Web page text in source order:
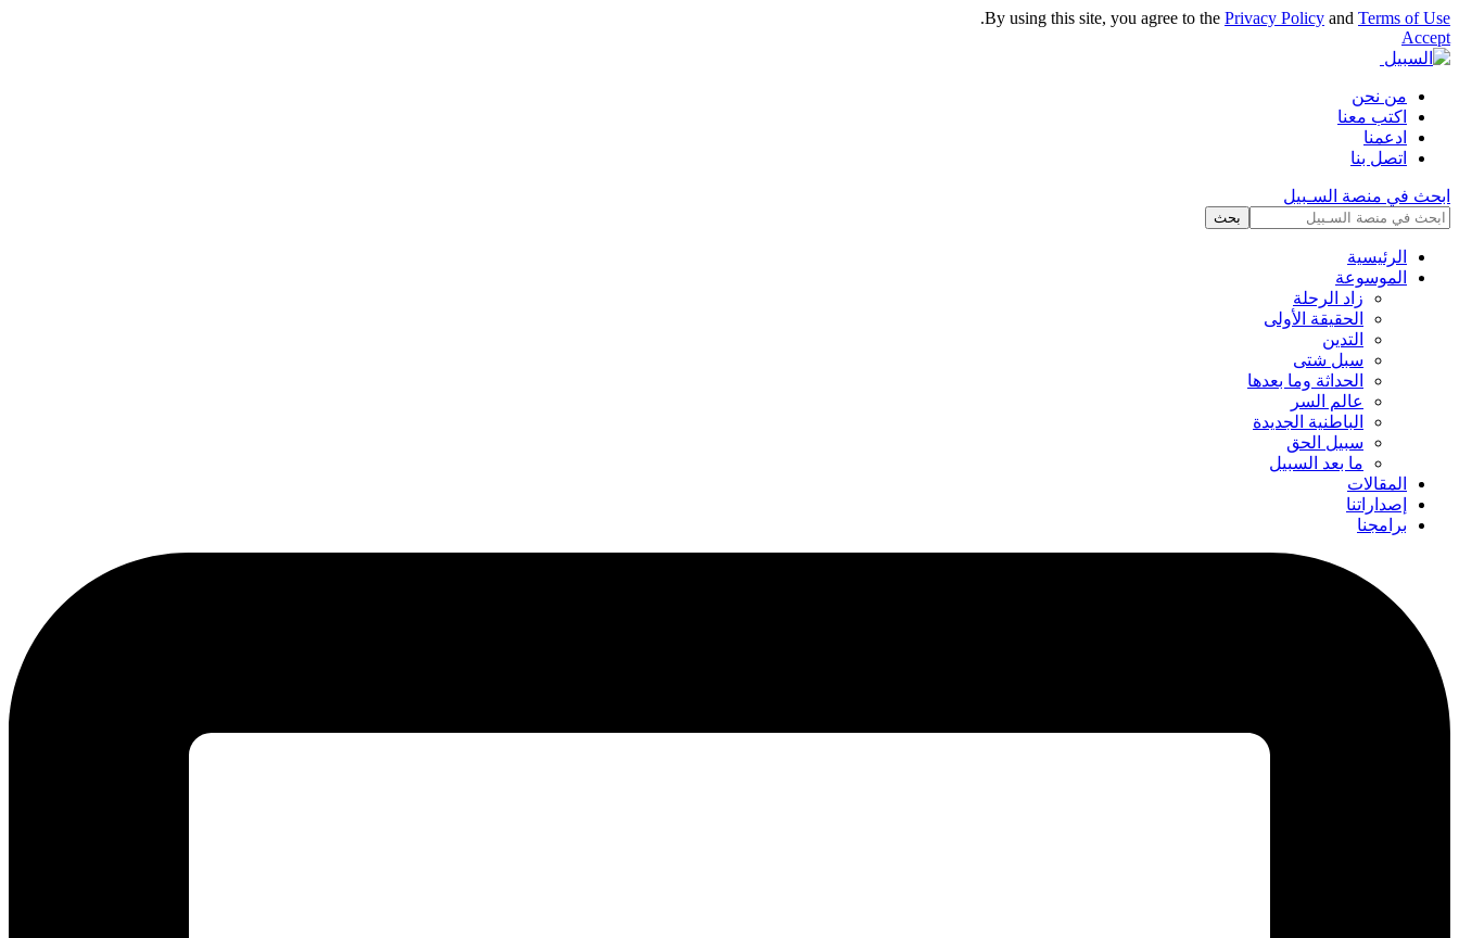
By using this site, you agree to the Privacy Policy and Terms of Use
.
Accept
من نحن
اكتب معنا
ادعمنا
اتصل بنا
ابحث في منصة السـبيل
الرئيسية
الموسوعة
زاد الرحلة
الحقيقة الأولى
التدين
سبل شتى
الحداثة وما بعدها
عالم السر
الباطنية الجديدة
سبيل الحق
ما بعد السبيل
المقالات
إصداراتنا
برامجنا